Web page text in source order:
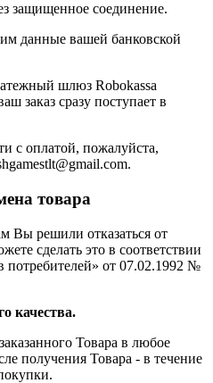
защищенное соединение.
данные вашей банковской
шлюз Robokassa
заказ сразу поступает в
с оплатой, пожалуйста,
товара
Вы решили отказаться от
сделать это в соответствии
от 07.02.1992 №
качества.
Товара в любое
получения Товара - в течение